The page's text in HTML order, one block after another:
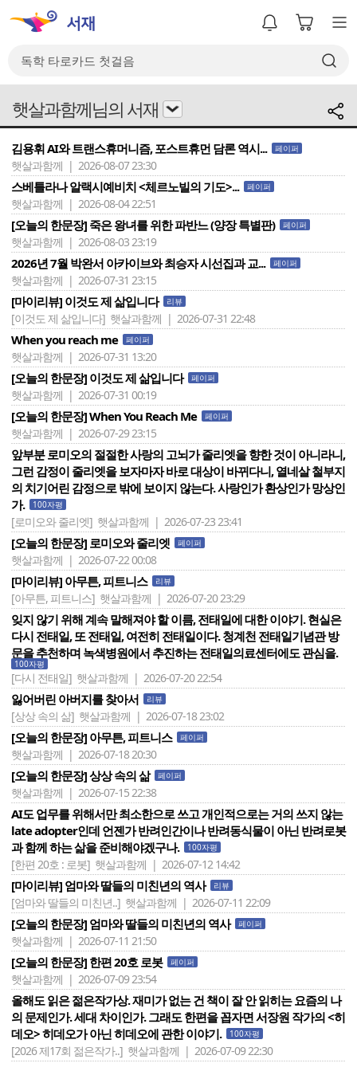
햇살과함께님의 서재
김용휘 AI와 트랜스휴머니즘, 포스트휴먼 담론 역시... 페이퍼
햇살과함께 | 2026-08-07 23:30
스베틀라나 알랙시예비치 <체르노빌의 기도>... 페이퍼
햇살과함께 | 2026-08-04 22:51
[오늘의 한문장] 죽은 왕녀를 위한 파반느 (양장 특별판) 페이퍼
햇살과함께 | 2026-08-03 23:19
2026년 7월 박완서 아카이브와 최승자 시선집과 교... 페이퍼
햇살과함께 | 2026-07-31 23:15
[마이리뷰] 이것도 제 삶입니다 리뷰
[이것도 제 삶입니다] 햇살과함께 | 2026-07-31 22:48
When you reach me 페이퍼
햇살과함께 | 2026-07-31 13:20
[오늘의 한문장] 이것도 제 삶입니다 페이퍼
햇살과함께 | 2026-07-31 00:19
[오늘의 한문장] When You Reach Me 페이퍼
햇살과함께 | 2026-07-29 23:15
앞부분 로미오의 절절한 사랑의 고뇌가 줄리엣을 향한 것이 아니라니,
그런 감정이 줄리엣을 보자마자 바로 대상이 바뀌다니, 열네살 철부지
의 치기어린 감정으로 밖에 보이지 않는다. 사랑인가 환상인가 망상인
가.
100자평
[로미오와 줄리엣] 햇살과함께 | 2026-07-23 23:41
[오늘의 한문장] 로미오와 줄리엣 페이퍼
햇살과함께 | 2026-07-22 00:08
[마이리뷰] 아무튼, 피트니스 리뷰
[아무튼, 피트니스] 햇살과함께 | 2026-07-20 23:29
잊지 않기 위해 계속 말해져야 할 이름, 전태일에 대한 이야기. 현실은
다시 전태일, 또 전태일, 여전히 전태일이다. 청계천 전태일기념관 방
문을 추천하며 녹색병원에서 추진하는 전태일의료센터에도 관심을.
100자평
[다시 전태일] 햇살과함께 | 2026-07-20 22:54
잃어버린 아버지를 찾아서 리뷰
[상상 속의 삶] 햇살과함께 | 2026-07-18 23:02
[오늘의 한문장] 아무튼, 피트니스 페이퍼
햇살과함께 | 2026-07-18 20:30
[오늘의 한문장] 상상 속의 삶 페이퍼
햇살과함께 | 2026-07-15 22:38
AI도 업무를 위해서만 최소한으로 쓰고 개인적으로는 거의 쓰지 않는
late adopter인데 언젠가 반려인간이나 반려동식물이 아닌 반려로봇
과 함께 하는 삶을 준비해야겠구나.
100자평
[한편 20호 : 로봇] 햇살과함께 | 2026-07-12 14:42
[마이리뷰] 엄마와 딸들의 미친년의 역사 리뷰
[엄마와 딸들의 미친년..] 햇살과함께 | 2026-07-11 22:09
[오늘의 한문장] 엄마와 딸들의 미친년의 역사 페이퍼
햇살과함께 | 2026-07-11 21:50
[오늘의 한문장] 한편 20호 로봇 페이퍼
햇살과함께 | 2026-07-09 23:54
올해도 읽은 젊은작가상. 재미가 없는 건 책이 잘 안 읽히는 요즘의 나
의 문제인가. 세대 차이인가. 그래도 한편을 꼽자면 서장원 작가의 <히
데오> 히데오가 아닌 히데오에 관한 이야기.
100자평
[2026 제17회 젊은작가..] 햇살과함께 | 2026-07-09 22:30